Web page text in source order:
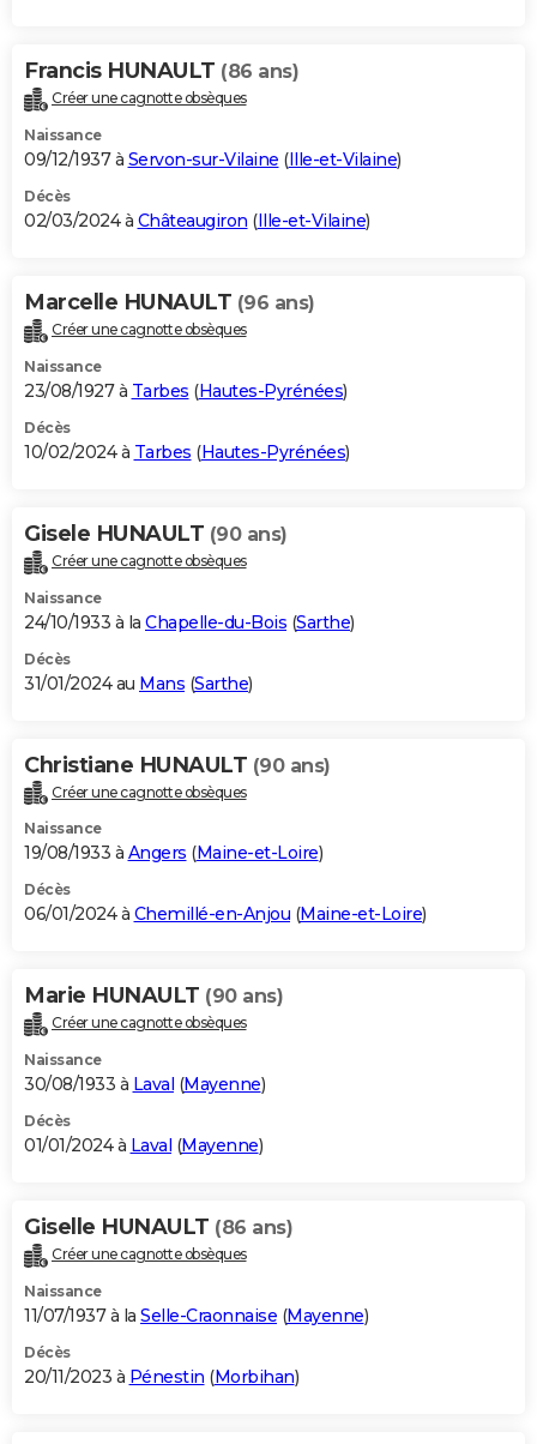
Francis HUNAULT (86 ans)
Créer une cagnotte obsèques
Naissance
09/12/1937 à Servon-sur-Vilaine (Ille-et-Vilaine)
Décès
02/03/2024 à Châteaugiron (Ille-et-Vilaine)
Marcelle HUNAULT (96 ans)
Créer une cagnotte obsèques
Naissance
23/08/1927 à Tarbes (Hautes-Pyrénées)
Décès
10/02/2024 à Tarbes (Hautes-Pyrénées)
Gisele HUNAULT (90 ans)
Créer une cagnotte obsèques
Naissance
24/10/1933 à la Chapelle-du-Bois (Sarthe)
Décès
31/01/2024 au Mans (Sarthe)
Christiane HUNAULT (90 ans)
Créer une cagnotte obsèques
Naissance
19/08/1933 à Angers (Maine-et-Loire)
Décès
06/01/2024 à Chemillé-en-Anjou (Maine-et-Loire)
Marie HUNAULT (90 ans)
Créer une cagnotte obsèques
Naissance
30/08/1933 à Laval (Mayenne)
Décès
01/01/2024 à Laval (Mayenne)
Giselle HUNAULT (86 ans)
Créer une cagnotte obsèques
Naissance
11/07/1937 à la Selle-Craonnaise (Mayenne)
Décès
20/11/2023 à Pénestin (Morbihan)